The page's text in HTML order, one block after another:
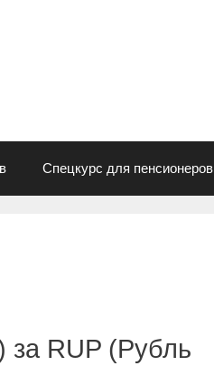
Спецкурс для пенсионеров
за RUP (Рубль